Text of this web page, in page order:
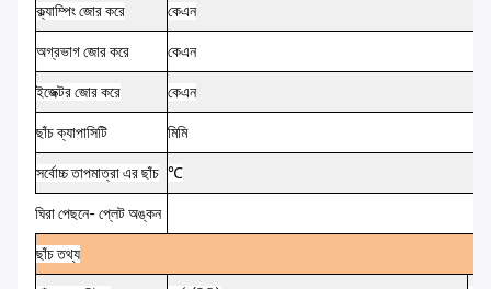
ক্ল্যাম্পিংজোর করে কেএন
অগ্রভাগজোর করে কেএন
ইজেক্টরজোর করে কেএন
ছাঁচক্যাপাসিটি মিমি
সর্বোচ্চতাপমাত্রাএরছাঁচ ℃
ঘিরাপেছনে-প্লেটঅঙ্কন
ছাঁচতথ্য